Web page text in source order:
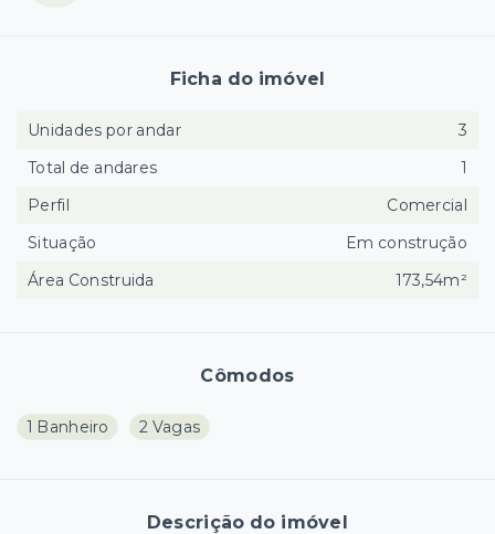
Cômodos
1 Banheiro 2 Vagas
Descrição do imóvel
Ficha do imóvel
Unidades por andar
3
Total de andares
1
Perfil
Comercial
Situação
Em construção
Área Construida
173,54m²